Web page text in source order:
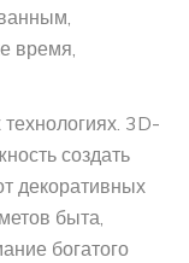
время,
3D-
создать
декоративных
быта,
богатого